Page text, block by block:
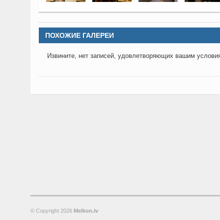
ПОХОЖИЕ ГАЛЕРЕИ
Извините, нет записей, удовлетворяющих вашим
© Copyright 2026 Melkon.lv